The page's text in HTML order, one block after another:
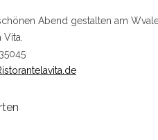
Abend gestalten am